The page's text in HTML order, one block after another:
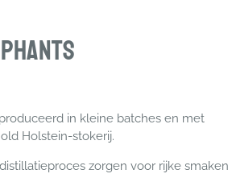
in kleine batches en met
Holstein-stokerij.
zorgen voor rijke smaken